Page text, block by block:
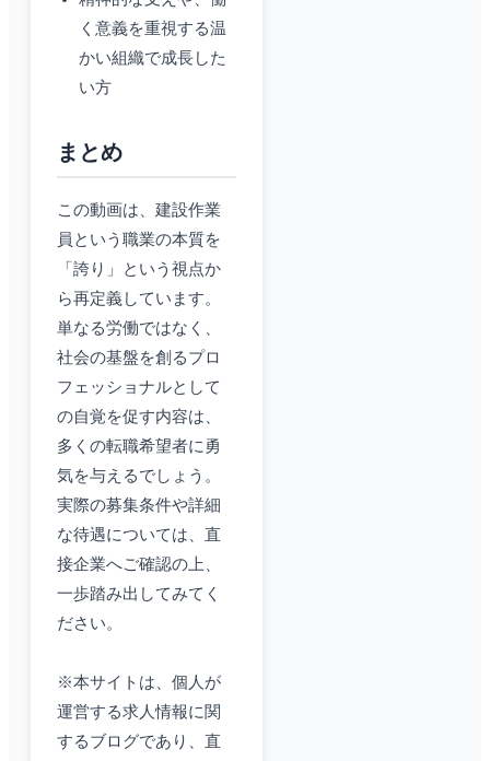
く意義を重視する温
かい組織で成長した
い方
まとめ
この動画は、建設作業
員という職業の本質を
「誇り」という視点か
ら再定義しています。
単なる労働ではなく、
社会の基盤を創るプロ
フェッショナルとして
の自覚を促す内容は、
多くの転職希望者に勇
気を与えるでしょう。
実際の募集条件や詳細
な待遇については、直
接企業へご確認の上、
一歩踏み出してみてく
ださい。
※本サイトは、個人が
運営する求人情報に関
するブログであり、直